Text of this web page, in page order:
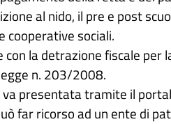
al nido, il pre e post
cooperative sociali.
la detrazione fiscale per
n. 203/2008.
presentata tramite il
far ricorso ad un ente di